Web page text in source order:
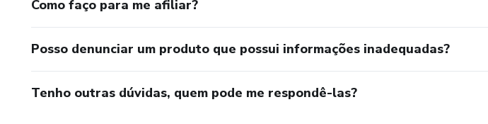
Como faço para me afiliar?
Posso denunciar um produto que possui informações inadequadas?
Tenho outras dúvidas, quem pode me respondê-las?